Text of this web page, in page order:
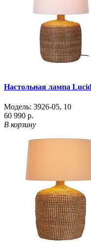
Настольная лампа
Модель: 3926-05, 10
60 990 р.
В корзину